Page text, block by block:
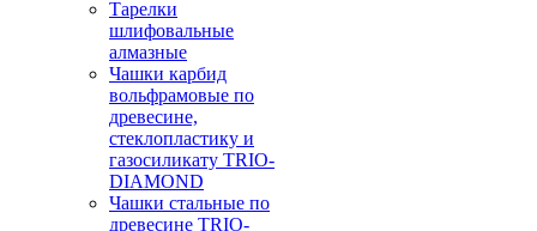
Тарелки
шлифовальные
алмазные
Чашки карбид
вольфрамовые по
древесине,
стеклопластику и
газосиликату TRIO-
DIAMOND
Чашки стальные по
древесине TRIO-